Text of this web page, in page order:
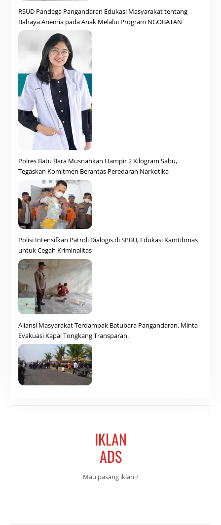
RSUD Pandega Pangandaran Edukasi Masyarakat tentang
Bahaya Anemia pada Anak Melalui Program NGOBATAN
Polres Batu Bara Musnahkan Hampir 2 Kilogram Sabu,
Tegaskan Komitmen Berantas Peredaran Narkotika
Polisi Intensifkan Patroli Dialogis di SPBU, Edukasi Kamtibmas
untuk Cegah Kriminalitas
Aliansi Masyarakat Terdampak Batubara Pangandaran, Minta
Evakuasi Kapal Tongkang Transparan.
IKLAN
ADS
Mau pasang iklan ?